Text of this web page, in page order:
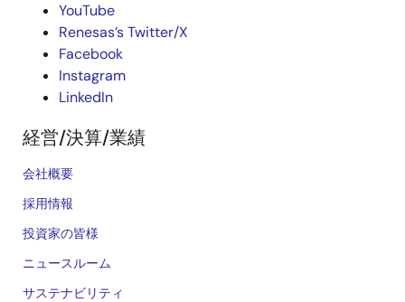
YouTube
Renesas’s Twitter/X
Facebook
Instagram
LinkedIn
経営/決算/業績
会社概要
採用情報
投資家の皆様
ニュースルーム
サステナビリティ